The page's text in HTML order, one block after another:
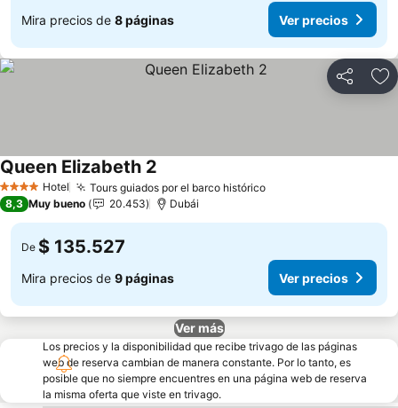
Mira precios de 8 páginas Ver precios
Compartir
4 EstrellasHotel Tours guiados por el barco históricoVer precios
Queen Elizabeth 2
8,3 Muy bueno 20.453 Dubái
De $ 135.527
Mira precios de 9 páginas Ver precios
Ver más
Los precios y la disponibilidad que recibe trivago de las páginas
web de reserva cambian de manera constante. Por lo tanto, es
posible que no siempre encuentres en una página web de reserva
la misma oferta que viste en trivago.